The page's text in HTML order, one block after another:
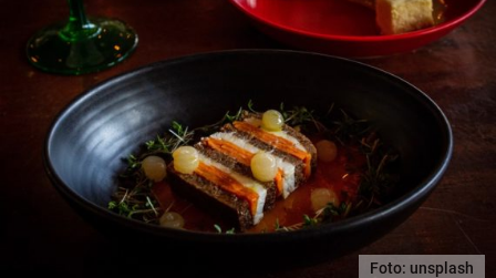
Foto: unsplash